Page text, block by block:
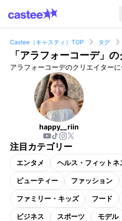
Castee（キャスティ）TOP タグ
「アラフォーコーデ」の
アラフォーコーデのクリエイター
happy__riin
注目カテゴリー
エンタメ ヘルス・フィットネ
ビューティー ファッション
ファミリー・キッズ フード
ビジネス スポーツ モデル